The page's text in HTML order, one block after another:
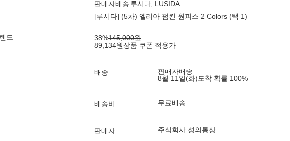
드
판매자배송 루시다, LUSIDA
[루시다] (5차) 엘리아 펌킨 원피스 2 Colors (택 1)
38%145,000원
89,134원상품 쿠폰 적용가
배송
판매자배송
8월 11일(화)도착 확률 100%
배송비 무료배송
판매자 주식회사 성의통상